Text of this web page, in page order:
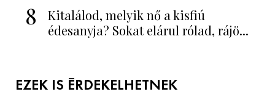
8
Kitalálod, melyik nő a kisfiú
édesanyja? Sokat elárul rólad, rájö...
EZEK IS ÉRDEKELHETNEK